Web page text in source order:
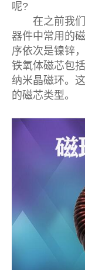
呢?
在之前我们
器件中常用的
序依次是镍锌
铁氧体磁芯包
纳米晶磁环。
的磁芯类型。